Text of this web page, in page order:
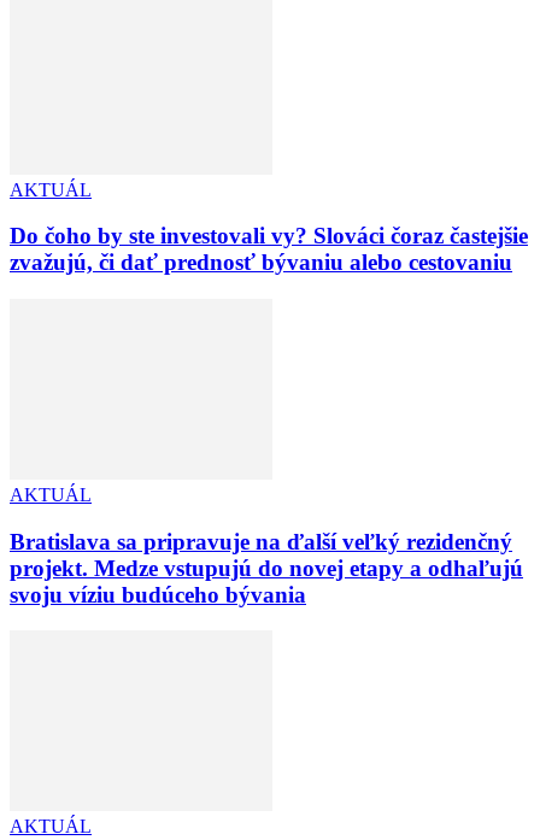
AKTUÁL
Do čoho by ste investovali vy? Slováci čoraz častejšie
zvažujú, či dať prednosť bývaniu alebo cestovaniu
AKTUÁL
Bratislava sa pripravuje na ďalší veľký rezidenčný
projekt. Medze vstupujú do novej etapy a odhaľujú
svoju víziu budúceho bývania
AKTUÁL